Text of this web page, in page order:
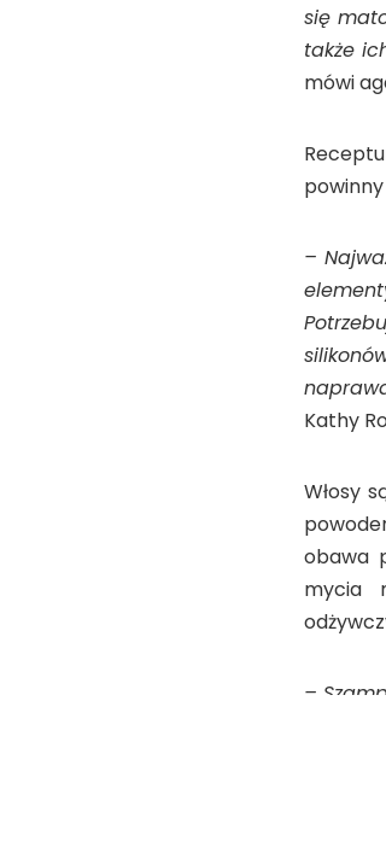
się
także
mówi
–
Kathy
Włosy
obawa
mycia
–